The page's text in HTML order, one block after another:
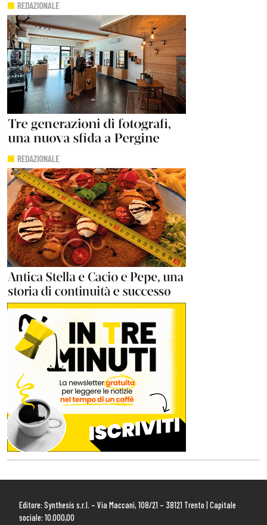
Editore: Synthesis s.r.l. – Via Maccani, 108/21 – 38121 Trento | Capitale
sociale: 10.000,00